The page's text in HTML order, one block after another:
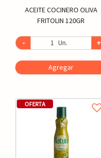
ACEITE COCINERO OLIVA
FRITOLIN 120GR
- Un. +
Agregar
OFERTA